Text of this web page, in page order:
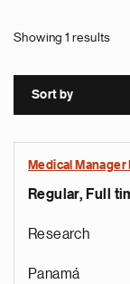
Showing 1 results
Sort by
Medical
Regular, Full
Research
Panamá